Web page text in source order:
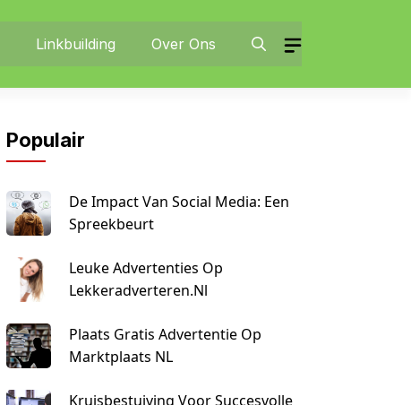
Linkbuilding Over Ons
Populair
De Impact Van Social Media: Een
Spreekbeurt
Leuke Advertenties Op
Lekkeradverteren.nl
Plaats Gratis Advertentie Op
Marktplaats NL
Kruisbestuiving Voor Succesvolle